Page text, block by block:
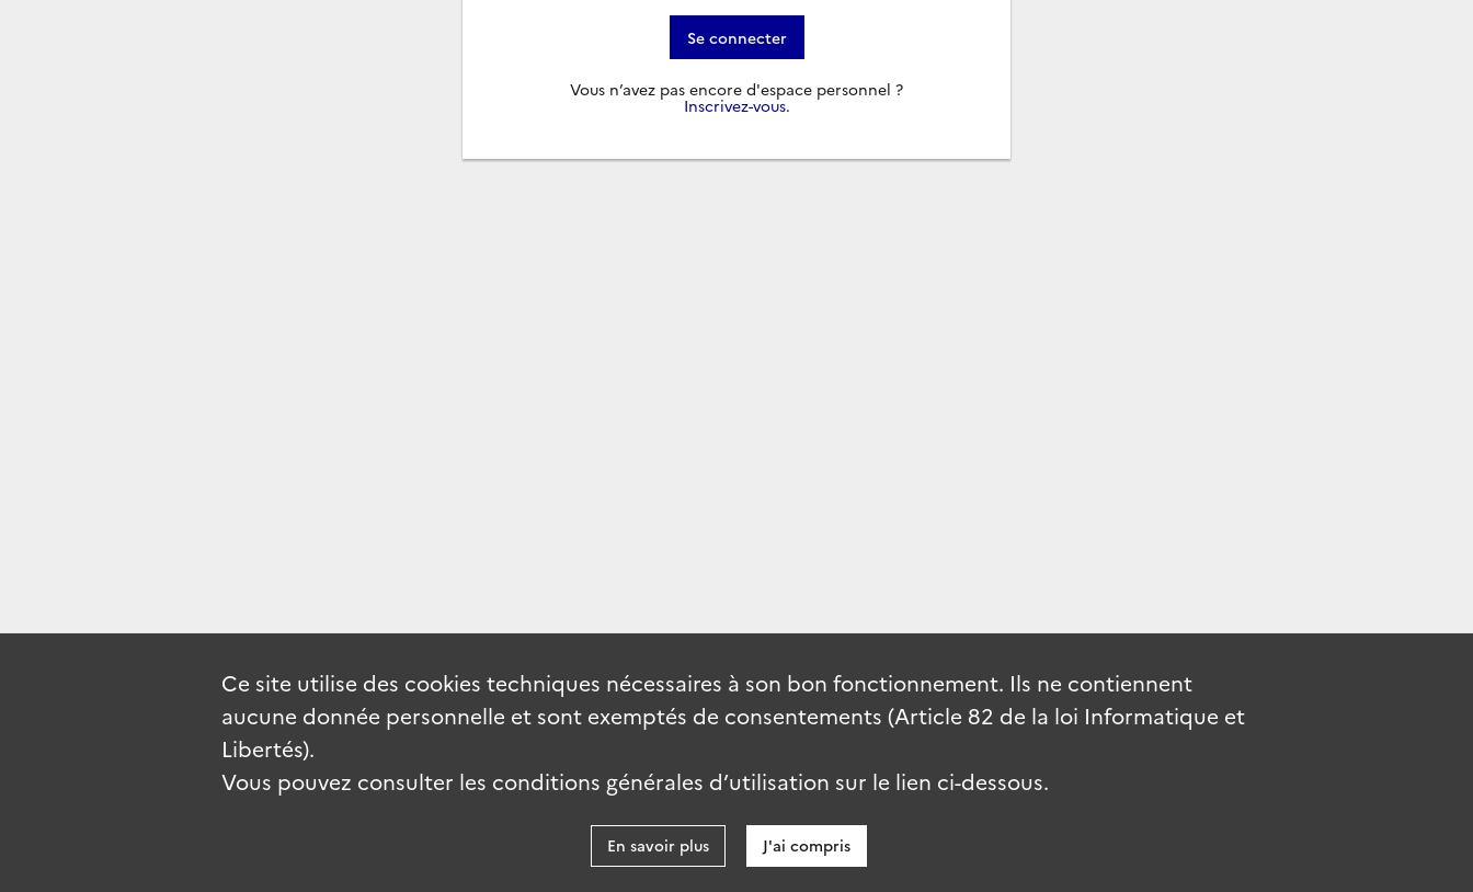
Se connecter
Vous n’avez pas encore d'espace personnel ?
Inscrivez-vous.
Ce site utilise des cookies techniques nécessaires à son bon fonctionnement. Ils ne contiennent
aucune donnée personnelle et sont exemptés de consentements (Article 82 de la loi Informatique et
Libertés).
Vous pouvez consulter les conditions générales d’utilisation sur le lien ci-dessous.
En savoir plus J'ai compris